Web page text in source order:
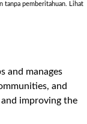
tanpa pemberitahuan. Lihat
and manages
and
improving the